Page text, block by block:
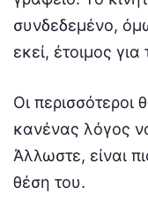
συνδεδεμένο,
εκεί, έτοιμος
Οι περισσότεροι
κανένας λόγος
Άλλωστε, είναι
θέση του.